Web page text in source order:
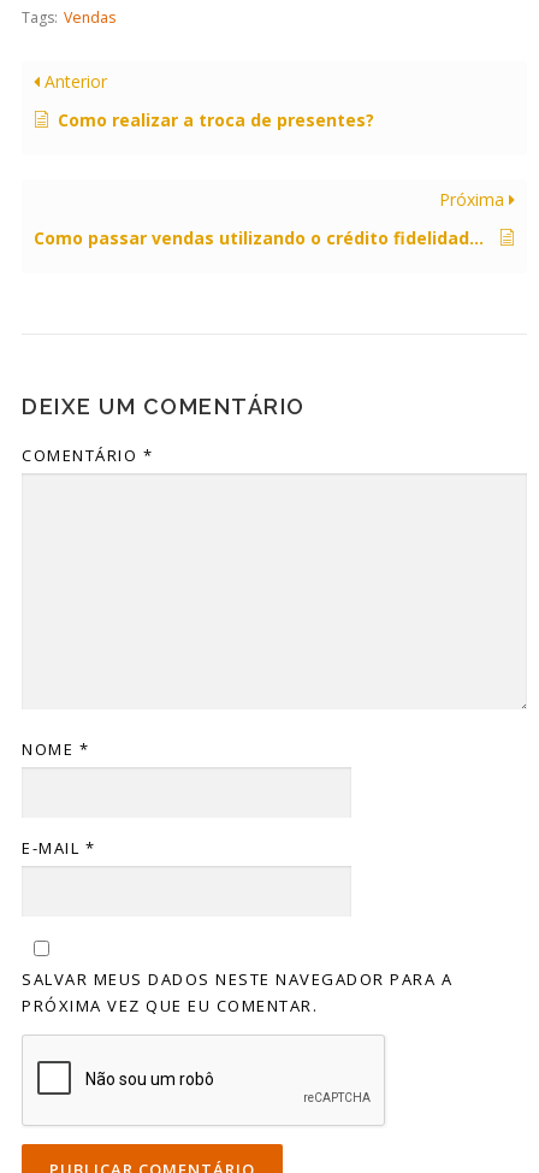
Tags: Vendas
Anterior
Como realizar a troca de presentes?
Próxima
Como passar vendas utilizando o crédito fidelidade online?
DEIXE UM COMENTÁRIO
COMENTÁRIO *
NOME *
E-MAIL *
SALVAR MEUS DADOS NESTE NAVEGADOR PARA A
PRÓXIMA VEZ QUE EU COMENTAR.